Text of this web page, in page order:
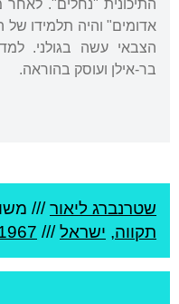
התיכונית "נחלים".
אדומים" והיה תלמידו של
הצבאי עשה בגולני.
בר-אילן ועוסק בהוראה.
שטרנברג ליאור///
תקווה, ישראל///